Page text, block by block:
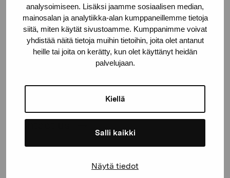
analysoimiseen. Lisäksi jaamme sosiaalisen median,
mainosalan ja analytiikka-alan kumppaneillemme tietoja
siitä, miten käytät sivustoamme. Kumppanimme voivat
yhdistää näitä tietoja muihin tietoihin, joita olet antanut
heille tai joita on kerätty, kun olet käyttänyt heidän
palvelujaan.
Kiellä
Salli kaikki
Näytä tiedot
Gustav Wasas gata 11
10600 Ekenäs
proartibus@proartibus.fi